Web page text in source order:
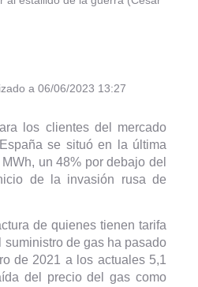
a 06/06/2023 13:27
los clientes del mercado
se situó en la última
un 48% por debajo del
de la invasión rusa de
de quienes tienen tarifa
suministro de gas ha pasado
de 2021 a los actuales 5,1
del precio del gas como